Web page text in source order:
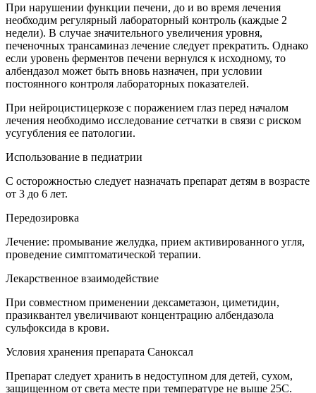
При нарушении функции печени, до и во время лечения
необходим регулярный лабораторный контроль (каждые 2
недели). В случае значительного увеличения уровня,
печеночных трансаминаз лечение следует прекратить. Однако
если уровень ферментов печени вернулся к исходному, то
албендазол может быть вновь назначен, при условии
постоянного контроля лабораторных показателей.
При нейроцистицеркозе с поражением глаз перед началом
лечения необходимо исследование сетчатки в связи с риском
усугубления ее патологии.
Использование в педиатрии
С осторожностью следует назначать препарат детям в возрасте
от 3 до 6 лет.
Передозировка
Лечение: промывание желудка, прием активированного угля,
проведение симптоматической терапии.
Лекарственное взаимодействие
При совместном применении дексаметазон, циметидин,
празиквантел увеличивают концентрацию албендазола
сульфоксида в крови.
Условия хранения препарата Саноксал
Препарат следует хранить в недоступном для детей, сухом,
защищенном от света месте при температуре не выше 25C.